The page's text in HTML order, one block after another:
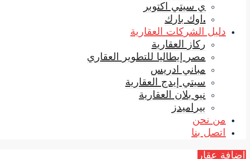
ي سيتي اكتوبر
.اوك بارك
دليل الشركات العقارية
ركاز العقارية
مصر إيطاليا للتطوير العقاري
مباني ادريس
سيتي إيدج العقارية
نيو بلان العقارية
بيراميدز
من نحن
اتصل بنا
اضافة عقار